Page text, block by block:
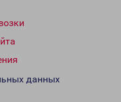
данных